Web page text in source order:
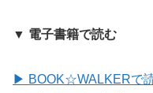
▼ 電子書籍で読む
▶ BOOK☆WALKERで